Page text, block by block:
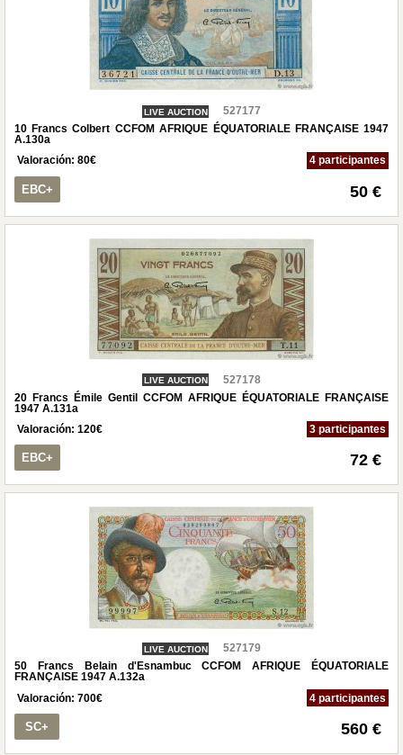
LIVE AUCTION
527177
10 Francs Colbert CCFOM AFRIQUE ÉQUATORIALE FRANÇAISE 1947
A.130a
Valoración: 80€ 4 participantes
EBC+ 50 €
LIVE AUCTION
527178
20 Francs Émile Gentil CCFOM AFRIQUE ÉQUATORIALE FRANÇAISE
1947 A.131a
Valoración: 120€ 3 participantes
EBC+ 72 €
LIVE AUCTION
527179
50 Francs Belain d'Esnambuc CCFOM AFRIQUE ÉQUATORIALE
FRANÇAISE 1947 A.132a
Valoración: 700€ 4 participantes
SC+ 560 €